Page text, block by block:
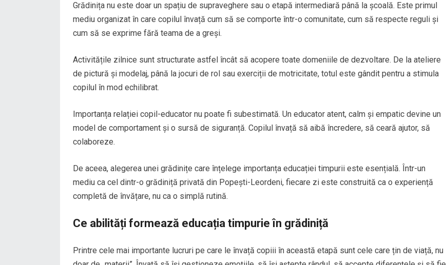
Grădinița nu este doar un spațiu de supraveghere sau o etapă intermediară până la școală. Este primul
mediu organizat în care copilul învață cum să se comporte într-o comunitate, cum să respecte reguli și
cum să se exprime fără teama de a greși.
Activitățile zilnice sunt structurate astfel încât să acopere toate domeniile de dezvoltare. De la ateliere
de pictură și modelaj, până la jocuri de rol sau exerciții de motricitate, totul este gândit pentru a stimula
copilul în mod echilibrat.
Importanța relației copil-educator nu poate fi subestimată. Un educator atent, calm și empatic devine un
model de comportament și o sursă de siguranță. Copilul învață să aibă încredere, să ceară ajutor, să
colaboreze.
De aceea, alegerea unei grădinițe care înțelege importanța educației timpurii este esențială. Într-un
mediu ca cel dintr-o grădiniță privată din Popești-Leordeni, fiecare zi este construită ca o experiență
completă de învățare, nu ca o simplă rutină.
Ce abilități formează educația timpurie în grădiniță
Printre cele mai importante lucruri pe care le învață copiii în această etapă sunt cele care țin de viață, nu